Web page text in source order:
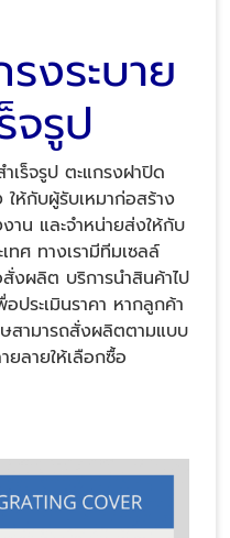
งระบาย
จรูป
ร็จรูป ตะแกรงฝาปิด
ให้กับผู้รับเหมาก่อสร้าง
าน และจำหน่ายส่งให้กับ
ทศ ทางเรามีทีมเซลล์
งผลิต บริการนำสินค้าไป
ประเมินราคา หากลูกค้า
สามารถสั่งผลิตตามแบบ
ยลายให้เลือกซื้อ